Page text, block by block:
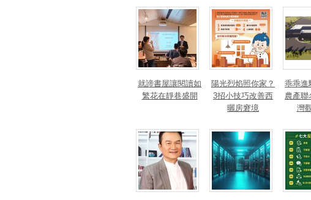
就諦書屋讓閱讀如
繁花在靜巷盛開
陽光烈焰照你家？
3招小技巧改善西
曬房窘境
乖乖進
農產聯
灣